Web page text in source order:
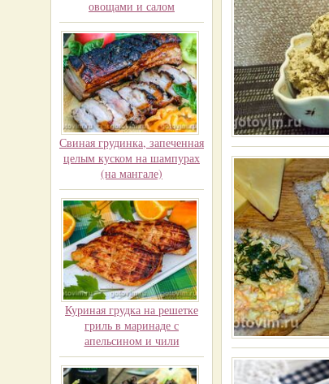
овощами и салом
Свиная грудинка, запеченная
целым куском на шампурах
(на мангале)
Куриная грудка на решетке
гриль в маринаде с
апельсином и чили